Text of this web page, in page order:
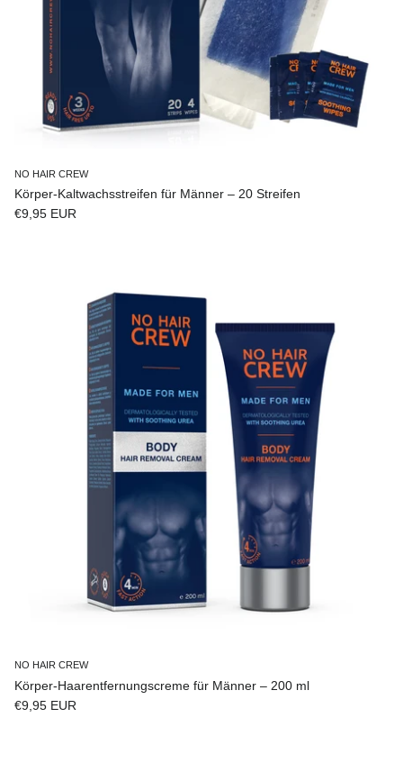
NO HAIR CREW
Körper-Kaltwachsstreifen für Männer – 20 Streifen
Normaler Preis
€9,95 EUR
NO HAIR CREW
Körper-Haarentfernungscreme für Männer – 200 ml
Normaler Preis
€9,95 EUR